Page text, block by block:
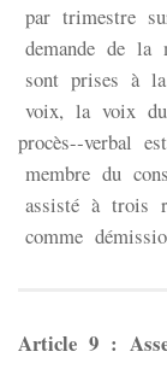
par trimestre
demande de la
sont prises à
voix, la voix du
procès-­‐verbal
membre du
assisté à trois
comme
Article 9 :